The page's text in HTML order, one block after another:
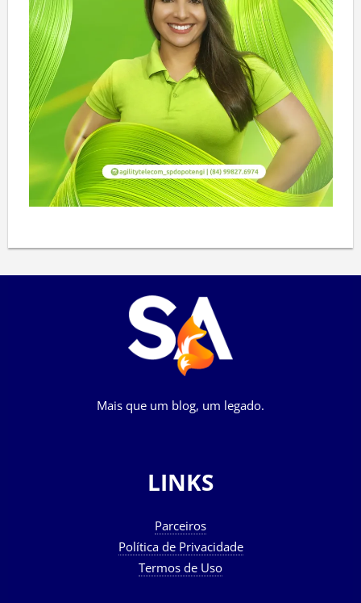
Mais que um blog, um legado.
LINKS
Parceiros
Política de Privacidade
Termos de Uso